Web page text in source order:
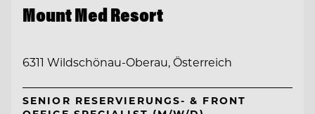
Mount Med Resort
6311 Wildschönau-Oberau, Österreich
SENIOR RESERVIERUNGS- & FRONT